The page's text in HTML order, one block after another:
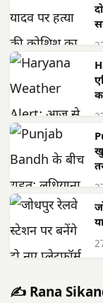
✍️ Rana